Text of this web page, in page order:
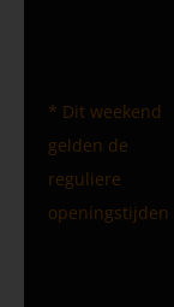
* Dit weekend
gelden de
reguliere
openingstijden